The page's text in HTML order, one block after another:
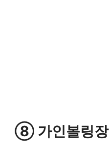
⑧ 가인볼링장